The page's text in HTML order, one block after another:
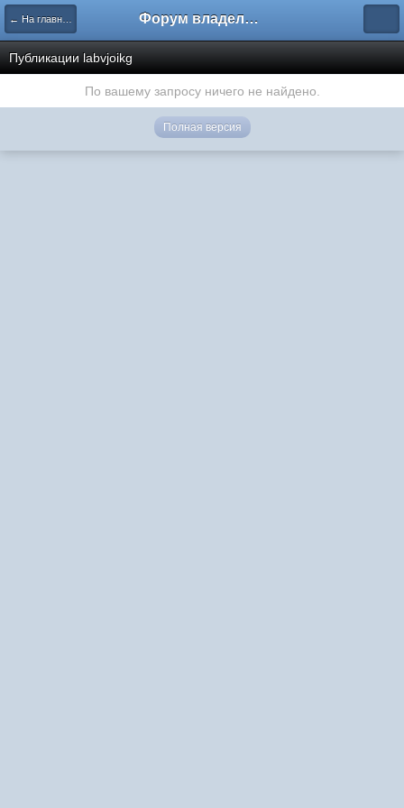
← На главную Форум владельцев интернет-магазинов
Публикации labvjoikg
По вашему запросу ничего не найдено.
Полная версия